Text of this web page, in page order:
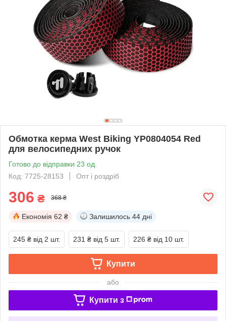
Обмотка керма West Biking YP0804054 Red
для велосипедних ручок
Готово до відправки 23 од.
Код: 7725-28153
Опт і роздріб
306 ₴ 368 ₴
Економія 62 ₴ Залишилось 44 дні
245 ₴ від 2 шт. 231 ₴ від 5 шт. 226 ₴ від 10 шт.
Купити
або
Купити з